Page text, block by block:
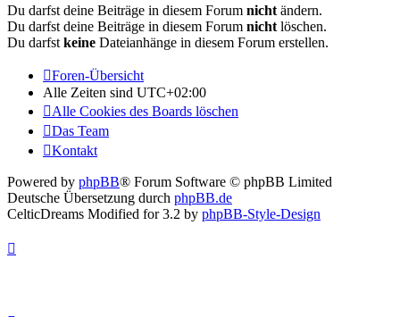
Du darfst deine Beiträge in diesem Forum nichtändern.
Du darfst deine Beiträge in diesem Forum nichtlöschen.
Du darfstkeine Dateianhänge in diesem Forum erstellen.
Foren-Übersicht
Alle Zeiten sind UTC+02:00
Alle Cookies des Boards löschen
Das Team
Kontakt
Powered by phpBB® Forum Software © phpBB Limited
Deutsche Übersetzung durch phpBB.de
CelticDreams Modified for 3.2 by phpBB-Style-Design